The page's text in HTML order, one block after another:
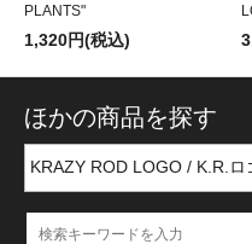
PLANTS"
1,320円(税込)
ほかの商品を探す